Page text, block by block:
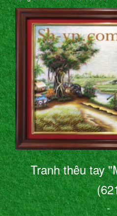
Tranh thêu tay
"